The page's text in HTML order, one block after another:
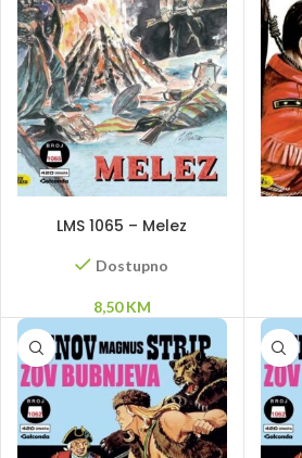
LMS 1065 – Melez
Dostupno
8,50KM